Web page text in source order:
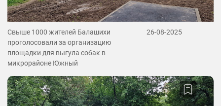
Свыше 1000 жителей Балашихи
проголосовали за организацию
площадки для выгула собак в
микрорайоне Южный
26-08-2025